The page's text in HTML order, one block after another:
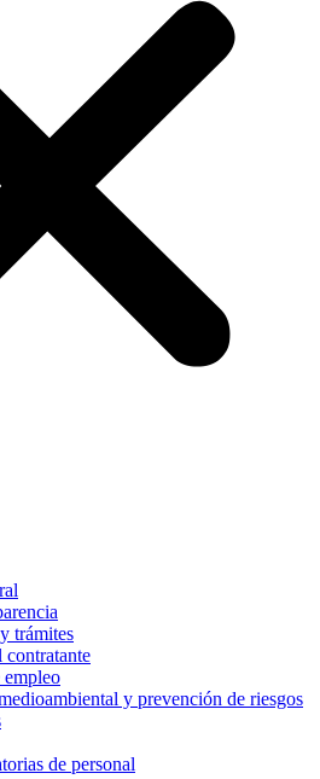
trámites
contratante
empleo
y prevención de riesgos
de personal